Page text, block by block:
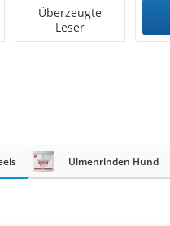
Überzeugte
Leser
Ulmenrinden Hund